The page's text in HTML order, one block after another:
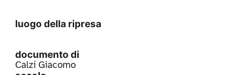
luogo della ripresa
documento di
Calzi Giacomo